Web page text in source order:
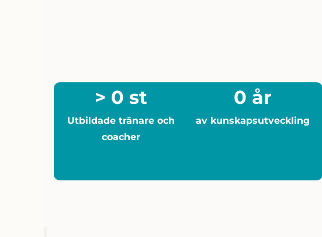
> 0 st
Utbildade tränare och
coacher
0 år
av kunskapsutveckling